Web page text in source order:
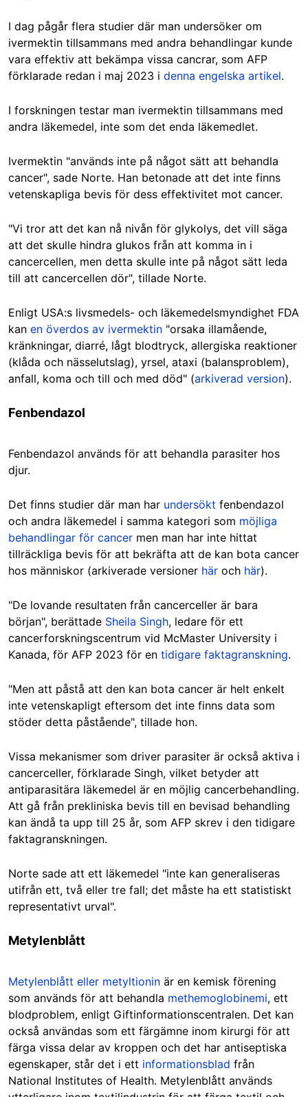
I dag pågår flera studier där man undersöker om
ivermektin tillsammans med andra behandlingar kunde
vara effektiv att bekämpa vissa cancrar, som AFP
förklarade redan i maj 2023 i denna engelska artikel.
I forskningen testar man ivermektin tillsammans med
andra läkemedel, inte som det enda läkemedlet.
Ivermektin "används inte på något sätt att behandla
cancer", sade Norte. Han betonade att det inte finns
vetenskapliga bevis för dess effektivitet mot cancer.
"Vi tror att det kan nå nivån för glykolys, det vill säga
att det skulle hindra glukos från att komma in i
cancercellen, men detta skulle inte på något sätt leda
till att cancercellen dör", tillade Norte.
Enligt USA:s livsmedels- och läkemedelsmyndighet FDA
kan en överdos av ivermektin "orsaka illamående,
kränkningar, diarré, lågt blodtryck, allergiska reaktioner
(klåda och nässelutslag), yrsel, ataxi (balansproblem),
anfall, koma och till och med död" (arkiverad version).
Fenbendazol
Fenbendazol används för att behandla parasiter hos
djur.
Det finns studier där man har undersökt fenbendazol
och andra läkemedel i samma kategori som möjliga
behandlingar för cancer men man har inte hittat
tillräckliga bevis för att bekräfta att de kan bota cancer
hos människor (arkiverade versioner här och här).
"De lovande resultaten från cancerceller är bara
början", berättade Sheila Singh, ledare för ett
cancerforskningscentrum vid McMaster University i
Kanada, för AFP 2023 för en tidigare faktagranskning.
"Men att påstå att den kan bota cancer är helt enkelt
inte vetenskapligt eftersom det inte finns data som
stöder detta påstående", tillade hon.
Vissa mekanismer som driver parasiter är också aktiva i
cancerceller, förklarade Singh, vilket betyder att
antiparasitära läkemedel är en möjlig cancerbehandling.
Att gå från prekliniska bevis till en bevisad behandling
kan ändå ta upp till 25 år, som AFP skrev i den tidigare
faktagranskningen.
Norte sade att ett läkemedel "inte kan generaliseras
utifrån ett, två eller tre fall; det måste ha ett statistiskt
representativt urval".
Metylenblått
Metylenblått eller metyltionin är en kemisk förening
som används för att behandla methemoglobinemi, ett
blodproblem, enligt Giftinformationscentralen. Det kan
också användas som ett färgämne inom kirurgi för att
färga vissa delar av kroppen och det har antiseptiska
egenskaper, står det i ett informationsblad från
National Institutes of Health. Metylenblått används